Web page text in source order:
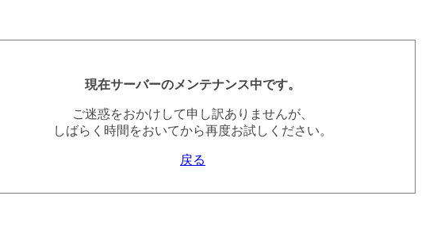
現在サーバーのメンテナンス中です。
ご迷惑をおかけして申し訳ありませんが、
しばらく時間をおいてから再度お試しください。
戻る